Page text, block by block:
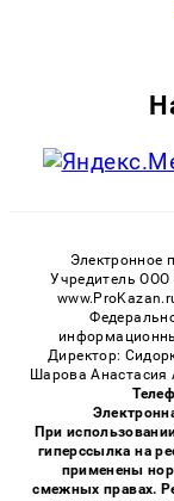
Электронное
Учредитель ООО
Директор:
Шарова Анастасия
При
гиперссылка на
применены
смежных правах.